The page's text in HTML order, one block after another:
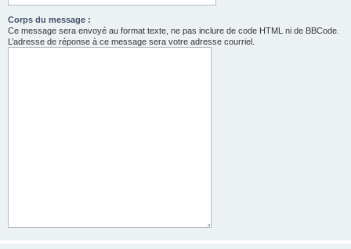
Corps du message :
Ce message sera envoyé au format texte, ne pas inclure de code HTML ni de BBCode.
L’adresse de réponse à ce message sera votre adresse courriel.